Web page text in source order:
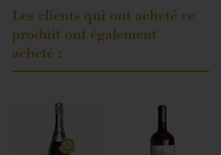
Les clients qui ont acheté ce
produit ont également
acheté :